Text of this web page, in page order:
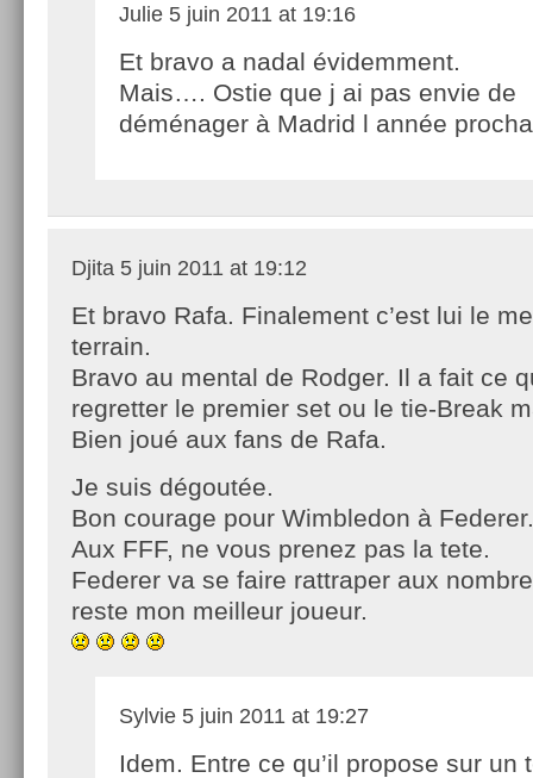
Julie 5 juin 2011 at 19:16
Et bravo a nadal évidemment.
Mais…. Ostie que j ai pas envie de
déménager à Madrid l année
Djita 5 juin 2011 at 19:12
Et bravo Rafa. Finalement c’est lui le
terrain.
Bravo au mental de Rodger. Il a fait ce
regretter le premier set ou le tie-Break
Bien joué aux fans de Rafa.
Je suis dégoutée.
Bon courage pour Wimbledon à Federer.
Aux FFF, ne vous prenez pas la tete.
Federer va se faire rattraper aux
reste mon meilleur joueur.
Sylvie 5 juin 2011 at 19:27
Idem. Entre ce qu’il propose sur un